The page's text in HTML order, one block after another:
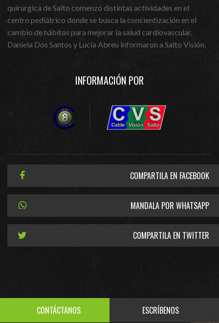
quirúrgica de Salto comenzó distintas actividades en el
centro pediátrico donde se busca la concientización en el
cambio de hábitos para mejorar la salud cardiovascular.
Daniela Dos Santos y Lucia Abreu informaron a Salto Visión.
INFORMACIÓN POR
COMPARTILA EN FACEBOOK
MANDALA POR WHATSAPP
COMPARTILA EN TWITTER
CONTÁCTANOS ESCRÍBENOS